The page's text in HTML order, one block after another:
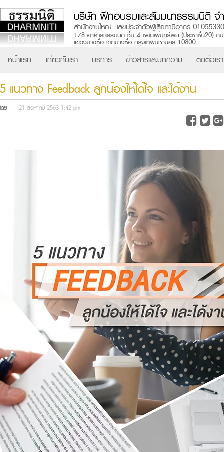
หน้าแรก เกี่ยวกับเรา บริการ ข่าวสารและบทความ ติดต่อเรา
5 แนวทาง Feedback ลูกน้องให้ได้ใจ และได้งาน
โดย 21 สิงหาคม 2563 1:42 pm